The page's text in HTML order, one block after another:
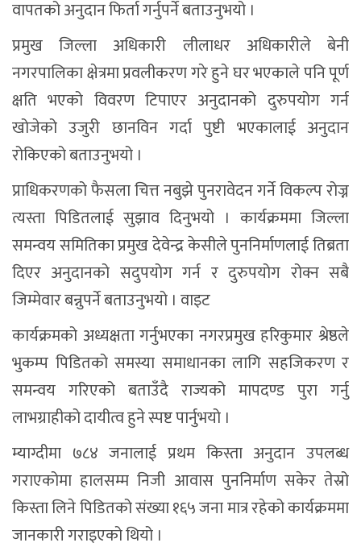
वापतको अनुदान फिर्ता गर्नुपर्ने बताउनुभयो ।
प्रमुख जिल्ला अधिकारी लीलाधर अधिकारीले बेनी
नगरपालिका क्षेत्रमा प्रवलीकरण गरे हुने घर भएकाले पनि पूर्ण
क्षति भएको विवरण टिपाएर अनुदानको दुरुपयोग गर्न
खोजेको उजुरी छानविन गर्दा पुष्टी भएकालाई अनुदान
रोकिएको बताउनुभयो ।
प्राधिकरणको फैसला चित्त नबुझे पुनरावेदन गर्ने विकल्प रोज्न
त्यस्ता पिडितलाई सुझाव दिनुभयो । कार्यक्रममा जिल्ला
समन्वय समितिका प्रमुख देवेन्द्र केसीले पुननिर्माणलाई तिब्रता
दिएर अनुदानको सदुपयोग गर्न र दुरुपयोग रोक्न सबै
जिम्मेवार बन्नुपर्ने बताउनुभयो । वाइट
कार्यक्रमको अध्यक्षता गर्नुभएका नगरप्रमुख हरिकुमार श्रेष्ठले
भुकम्प पिडितको समस्या समाधानका लागि सहजिकरण र
समन्वय गरिएको बताउँदै राज्यको मापदण्ड पुरा गर्नु
लाभग्राहीको दायीत्व हुने स्पष्ट पार्नुभयो ।
म्याग्दीमा ७८४ जनालाई प्रथम किस्ता अनुदान उपलब्ध
गराएकोमा हालसम्म निजी आवास पुननिर्माण सकेर तेस्रो
किस्ता लिने पिडितको संख्या १६५ जना मात्र रहेको कार्यक्रममा
जानकारी गराइएको थियो ।